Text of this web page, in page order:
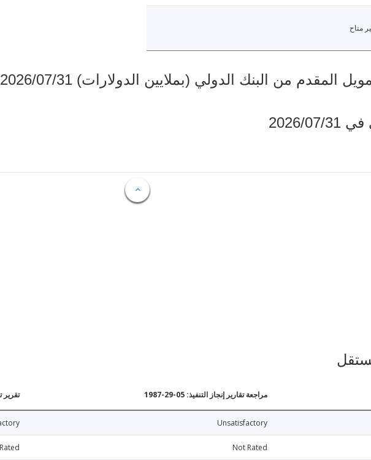
متاح
من البنك الدولي (بملايين الدولارات) 2026/07/31
31
مراجعة تقارير إنجاز التنفيذ: 05-29-1987 تقرير
Unsatisfactory
Not Rated